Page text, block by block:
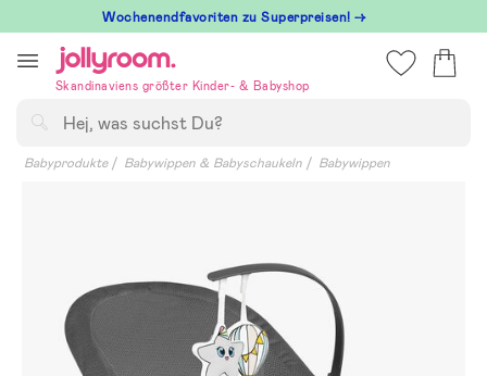
till
innehållet
Wochenendfavoriten zu Superpreisen! →
Skandinaviens größter Kinder- & Babyshop
Babyprodukte Babywippen & Babyschaukeln Babywippen